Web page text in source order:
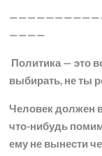
————
Политика — это
выбирать, не ты
Человек должен
что-нибудь
ему не вынести